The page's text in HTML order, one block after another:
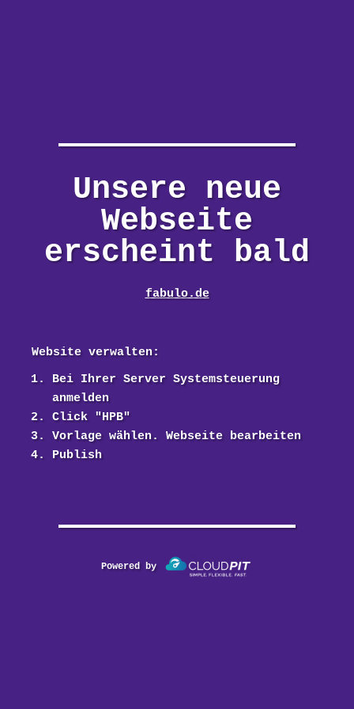
Unsere neue
Webseite
erscheint bald
fabulo.de
Website verwalten:
Bei Ihrer Server Systemsteuerung
anmelden
Click "HPB"
Vorlage wählen. Webseite bearbeiten
Publish
Powered by